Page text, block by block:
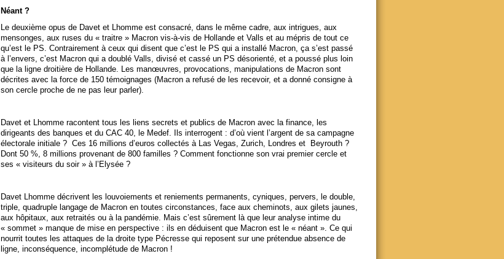
Néant ?
Le deuxième opus de Davet et Lhomme est consacré, dans le même cadre, aux intrigues, aux
mensonges, aux ruses du « traitre » Macron vis-à-vis de Hollande et Valls et au mépris de tout ce
qu’est le PS. Contrairement à ceux qui disent que c’est le PS qui a installé Macron, ça s’est passé
à l’envers, c’est Macron qui a doublé Valls, divisé et cassé un PS désorienté, et a poussé plus loin
que la ligne droitière de Hollande. Les manœuvres, provocations, manipulations de Macron sont
décrites avec la force de 150 témoignages (Macron a refusé de les recevoir, et a donné consigne à
son cercle proche de ne pas leur parler).
Davet et Lhomme racontent tous les liens secrets et publics de Macron avec la finance, les
dirigeants des banques et du CAC 40, le Medef. Ils interrogent : d’où vient l’argent de sa campagne
électorale initiale ? Ces 16 millions d’euros collectés à Las Vegas, Zurich, Londres et Beyrouth ?
Dont 50 %, 8 millions provenant de 800 familles ? Comment fonctionne son vrai premier cercle et
ses « visiteurs du soir » à l’Elysée ?
Davet Lhomme décrivent les louvoiements et reniements permanents, cyniques, pervers, le double,
triple, quadruple langage de Macron en toutes circonstances, face aux cheminots, aux gilets jaunes,
aux hôpitaux, aux retraités ou à la pandémie. Mais c’est sûrement là que leur analyse intime du
« sommet » manque de mise en perspective : ils en déduisent que Macron est le « néant ». Ce qui
nourrit toutes les attaques de la droite type Pécresse qui reposent sur une prétendue absence de
ligne, inconséquence, incomplétude de Macron !